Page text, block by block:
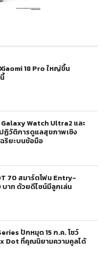
18 Pro ใหญ่ขึ้น
Watch Ultra2 และ
ฏิวัติการดูแลสุขภาพเชิง
ริยะบนข้อมือ
70 สมาร์ตโฟน Entry-
บาท ด้วยดีไซน์มีลูกเล่น
ปักหมุด 15 ก.ค. โชว์
Dot ที่คุณนิยามความคูลได้